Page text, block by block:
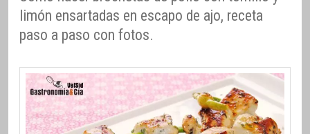
limón ensartadas en escapo de ajo, receta
paso a paso con fotos.